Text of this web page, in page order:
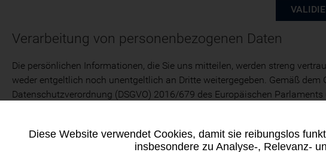
Verarbeitung von personenbezogenen Daten
Die persönlichen Informationen, die Sie uns mitteilen, werden streng
weder entgeltlich noch unentgeltlich an Dritte weitergegeben. Gemäß
Datenschutzverordnung (DSGVO) 2016/679 des Europäischen
Diese Website verwendet Cookies, damit sie reibungslos
insbesondere zu Analyse-, Relevanz-